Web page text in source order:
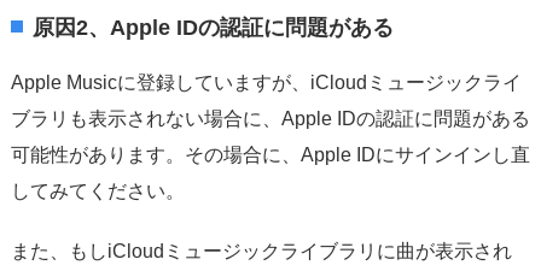
原因2、Apple IDの認証に問題がある
Apple Musicに登録していますが、iCloudミュージックライ
ブラリも表示されない場合に、Apple IDの認証に問題がある
可能性があります。その場合に、Apple IDにサインインし直
してみてください。
また、もしiCloudミュージックライブラリに曲が表示され